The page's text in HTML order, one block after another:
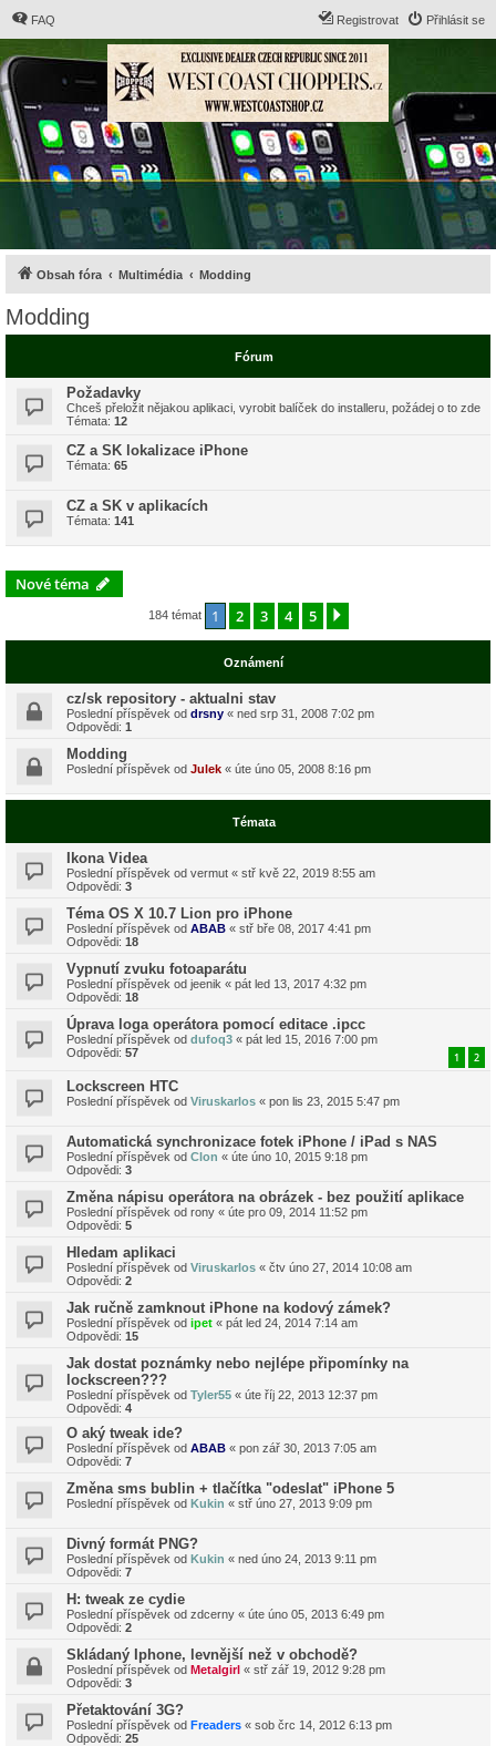
FAQ Přihlásit se
Registrovat
Obsah fóra Multimédia Modding
Modding
Fórum
Požadavky
Chceš přeložit nějakou aplikaci, vyrobit balíček do installeru, požádej o to zde
Témata: 12
CZ a SK lokalizace iPhone
Témata: 65
CZ a SK v aplikacích
Témata: 141
Nové téma
184 témat 1 2 3 4 5
Oznámení
cz/sk repository - aktualni stav
Poslední příspěvek od drsny « ned srp 31, 2008 7:02 pm
Odpovědi: 1
Modding
Poslední příspěvek od Julek « úte úno 05, 2008 8:16 pm
Témata
Ikona Videa
Poslední příspěvek od vermut « stř kvě 22, 2019 8:55 am
Odpovědi: 3
Téma OS X 10.7 Lion pro iPhone
Poslední příspěvek od ABAB « stř bře 08, 2017 4:41 pm
Odpovědi: 18
Vypnutí zvuku fotoaparátu
Poslední příspěvek od jeenik « pát led 13, 2017 4:32 pm
Odpovědi: 18
Úprava loga operátora pomocí editace .ipcc
Poslední příspěvek od dufoq3 « pát led 15, 2016 7:00 pm
Odpovědi: 57 1 2
Lockscreen HTC
Poslední příspěvek od Viruskarlos « pon lis 23, 2015 5:47 pm
Automatická synchronizace fotek iPhone / iPad s NAS
Poslední příspěvek od Clon « úte úno 10, 2015 9:18 pm
Odpovědi: 3
Změna nápisu operátora na obrázek - bez použití aplikace
Poslední příspěvek od rony « úte pro 09, 2014 11:52 pm
Odpovědi: 5
Hledam aplikaci
Poslední příspěvek od Viruskarlos « čtv úno 27, 2014 10:08 am
Odpovědi: 2
Jak ručně zamknout iPhone na kodový zámek?
Poslední příspěvek od ipet « pát led 24, 2014 7:14 am
Odpovědi: 15
Jak dostat poznámky nebo nejlépe připomínky na
lockscreen???
Poslední příspěvek od Tyler55 « úte říj 22, 2013 12:37 pm
Odpovědi: 4
O aký tweak ide?
Poslední příspěvek od ABAB « pon zář 30, 2013 7:05 am
Odpovědi: 7
Změna sms bublin + tlačítka "odeslat" iPhone 5
Poslední příspěvek od Kukin « stř úno 27, 2013 9:09 pm
Divný formát PNG?
Poslední příspěvek od Kukin « ned úno 24, 2013 9:11 pm
Odpovědi: 7
H: tweak ze cydie
Poslední příspěvek od zdcerny « úte úno 05, 2013 6:49 pm
Odpovědi: 2
Skládaný Iphone, levnější než v obchodě?
Poslední příspěvek od Metalgirl « stř zář 19, 2012 9:28 pm
Odpovědi: 3
Přetaktování 3G?
Poslední příspěvek od Freaders « sob črc 14, 2012 6:13 pm
Odpovědi: 25